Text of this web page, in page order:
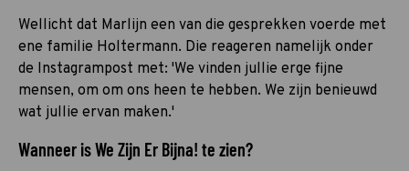
Wellicht dat Marlijn een van die gesprekken voerde met
ene familie Holtermann. Die reageren namelijk onder
de Instagrampost met: 'We vinden jullie erge fijne
mensen, om om ons heen te hebben. We zijn benieuwd
wat jullie ervan maken.'
Wanneer is We Zijn Er Bijna! te zien?